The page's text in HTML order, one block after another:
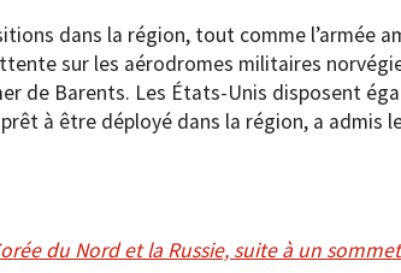
dans la région, tout comme l’armée
sur les aérodromes militaires
de Barents. Les États-Unis disposent
à être déployé dans la région, a admis
du Nord et la Russie, suite à un